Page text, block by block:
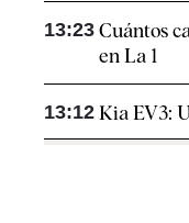
13:23 Cuántos
en La 1
13:12 Kia EV3: